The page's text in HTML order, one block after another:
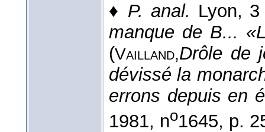
♦ P. anal. Lyon,
manque de B...
(Vailland,Drôle de
dévissé la
errons depuis en
1981, no1645, p.